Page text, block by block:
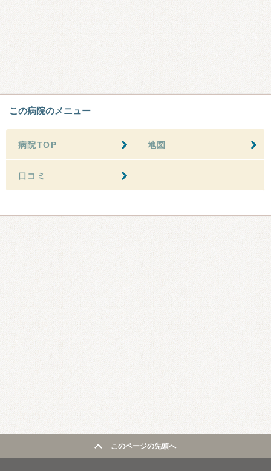
この病院のメニュー
病院TOP 地図
口コミ
このページの先頭へ